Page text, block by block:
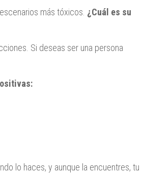
más tóxicos. ¿Cuál es su
Si deseas ser una persona
lo haces, y aunque la encuentres, tu